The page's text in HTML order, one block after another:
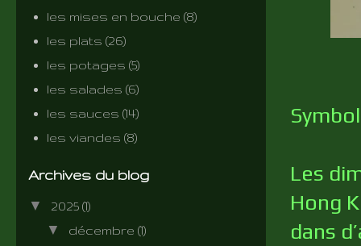
Les
Hong
dans
les mises en bouche (8)
les plats (26)
les potages (5)
les salades (6)
les sauces (14)
les viandes (8)
Archives du blog
▼ 2025 (1)
▼ décembre (1)